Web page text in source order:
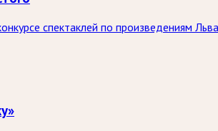
спектаклей по произведениям